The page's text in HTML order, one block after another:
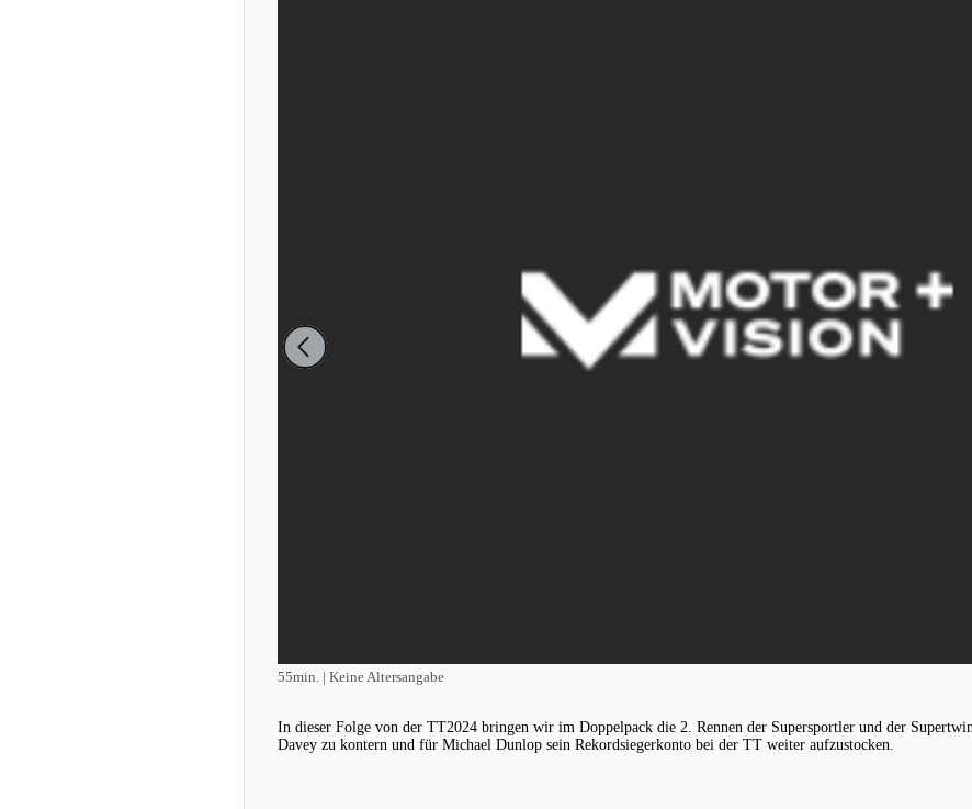
55min. | Keine Altersangabe
In dieser Folge von der TT2024 bringen wir im Doppelpack die 2. Rennen der Supersportler und der
Davey zu kontern und für Michael Dunlop sein Rekordsiegerkonto bei der TT weiter aufzustocken.